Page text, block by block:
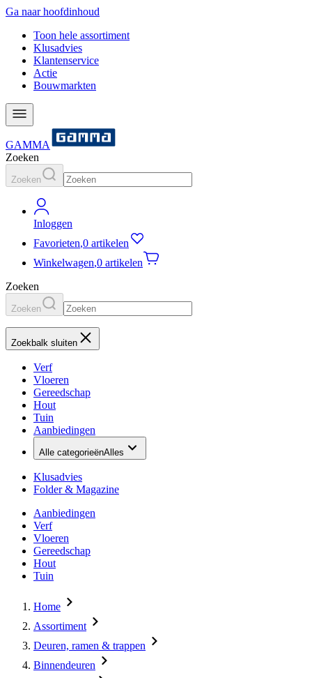
Ga naar hoofdinhoud
Toon hele assortiment
Klusadvies
Klantenservice
Actie
Bouwmarkten
GAMMA
Zoeken
Zoeken
Inloggen
Favorieten,0 artikelen
Winkelwagen,0 artikelen
Zoeken
Zoeken
Zoekbalk sluiten
Verf
Vloeren
Gereedschap
Hout
Tuin
Aanbiedingen
Alle categorieënAlles
Klusadvies
Folder & Magazine
Aanbiedingen
Verf
Vloeren
Gereedschap
Hout
Tuin
Home
Assortiment
Deuren, ramen & trappen
Binnendeuren